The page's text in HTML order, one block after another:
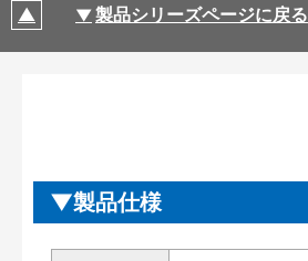
製品シリーズページに戻る
製品仕様